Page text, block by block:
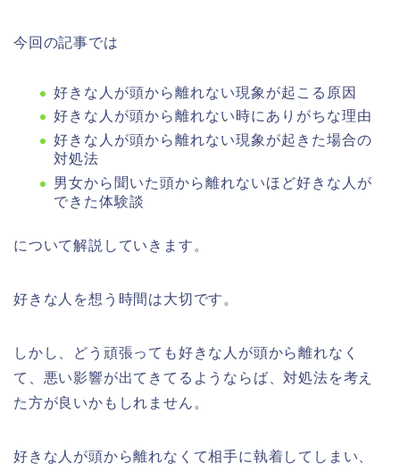
今回の記事では
好きな人が頭から離れない現象が起こる原因
好きな人が頭から離れない時にありがちな理由
好きな人が頭から離れない現象が起きた場合の
対処法
男女から聞いた頭から離れないほど好きな人が
できた体験談
について解説していきます。
好きな人を想う時間は大切です。
しかし、どう頑張っても好きな人が頭から離れなく
て、悪い影響が出てきてるようならば、対処法を考え
た方が良いかもしれません。
好きな人が頭から離れなくて相手に執着してしまい、